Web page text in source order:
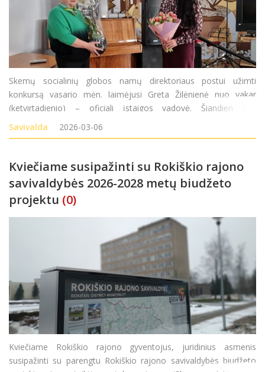
Skemų socialinių globos namų direktoriaus postui užimti
konkursą vasario mėn. laimėjusi Greta Žilėnienė nuo vakar
(ketvirtadienio) – oficiali įstaigos vadovė. Šiandien tiek
kolektyvas, tiek rajono vadovai ir Seimo narys susibūrė
pasveikinti naujosios vadovės ir, be abejo, palinkėti stip
Savivalda 2026-03-06
Kviečiame susipažinti su Rokiškio rajono
savivaldybės 2026-2028 metų biudžeto
projektu (0)
Kviečiame Rokiškio rajono gyventojus, juridinius asmenis
susipažinti su parengtu Rokiškio rajono savivaldybės biudžeto